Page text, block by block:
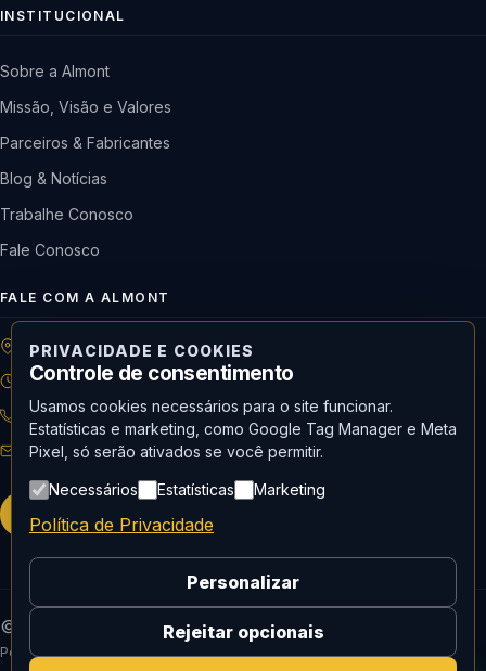
INSTITUCIONAL
Sobre a Almont
Missão, Visão e Valores
Parceiros & Fabricantes
Blog & Notícias
Trabalhe Conosco
Fale Conosco
FALE COM A ALMONT
R: Horácio de Castilho, 284 Vila Maria | São Paulo-SP
08h às 18h | Seg. a Qui. | 08h às 17h | Sex.
11 3488-9300 RECEPÇÃO
recepcao@almont.com.br
Solicitar orçamento
© 2026 Almont do Brasil — Todos os direitos reservados.
Política de Privacidade
PRIVACIDADE E COOKIES
Controle de consentimento
Usamos cookies necessários para o site funcionar.
Estatísticas e marketing, como Google Tag Manager e Meta
Pixel, só serão ativados se você permitir.
Necessários Estatísticas Marketing
Política de Privacidade
Personalizar
Rejeitar opcionais